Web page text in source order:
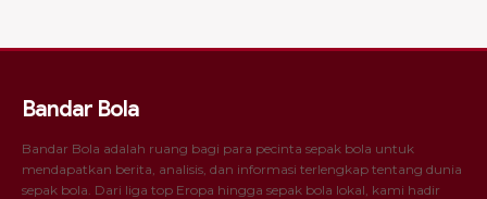
Bandar Bola
Bandar Bola adalah ruang bagi para pecinta sepak bola untuk
mendapatkan berita, analisis, dan informasi terlengkap tentang dunia
sepak bola. Dari liga top Eropa hingga sepak bola lokal, kami hadir